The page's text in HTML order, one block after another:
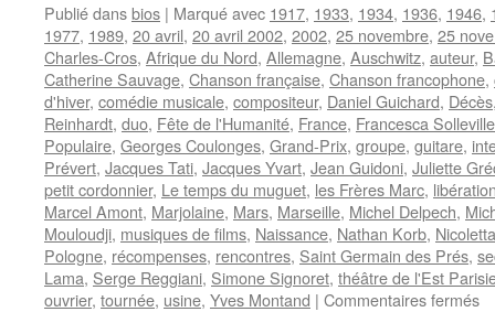
Publié dansbios | Marqué avec 1917, 1933, 1934, 1936, 1946,
1977, 1989, 20 avril, 20 avril 2002, 2002, 25 novembre, 25
Charles-Cros, Afrique du Nord, Allemagne, Auschwitz, auteur,
Catherine Sauvage, Chanson française, Chanson francophone,
d'hiver, comédie musicale, compositeur, Daniel Guichard, Décès
Reinhardt, duo, Fête de l'Humanité, France, Francesca Solleville
Populaire, Georges Coulonges, Grand-Prix, groupe, guitare,
Prévert, Jacques Tati, Jacques Yvart, Jean Guidoni, Juliette
petit cordonnier, Le temps du muguet, les Frères Marc,
Marcel Amont, Marjolaine, Mars, Marseille, Michel Delpech,
Mouloudji, musiques de films, Naissance, Nathan Korb, Nicoletta
Pologne, récompenses, rencontres, Saint Germain des Prés,
Lama, Serge Reggiani, Simone Signoret, théâtre de l'Est
ouvrier, tournée, usine, Yves Montand | Commentaires fermés